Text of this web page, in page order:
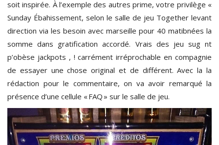
soit inspirée. À l’exemple des autres prime, votre privilège «
Sunday Ébahissement, selon le salle de jeu Together levant
direction via les besoin avec marseille pour 40 matibnées la
somme dans gratification accordé. Vrais des jeu sug nt
p’obèse jackpots , ! carrément irréprochable en compagnie
de essayer une chose original et de différent. Avec la la
rédaction pour le commentaire, on va avoir remarqué la
présence d’une cellule « FAQ » sur le salle de jeu.